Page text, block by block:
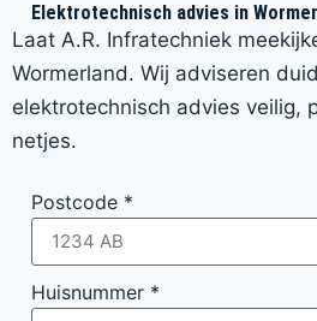
Elektrotechnisch advies in
Laat A.R. Infratechniek
Wormerland. Wij adviseren
elektrotechnisch advies veilig,
netjes.
Postcode *
Huisnummer *